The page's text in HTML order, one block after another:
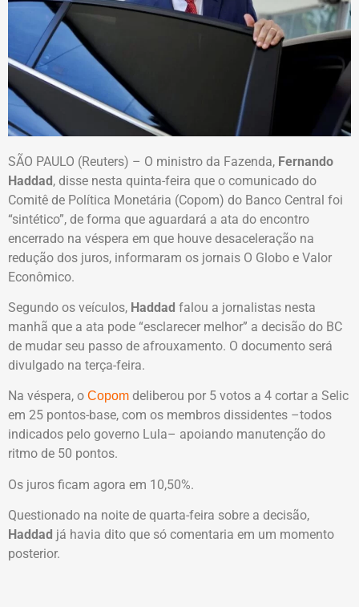
SÃO PAULO (Reuters) – O ministro da Fazenda, Fernando
Haddad, disse nesta quinta-feira que o comunicado do
Comitê de Política Monetária (Copom) do Banco Central foi
“sintético”, de forma que aguardará a ata do encontro
encerrado na véspera em que houve desaceleração na
redução dos juros, informaram os jornais O Globo e Valor
Econômico.
Segundo os veículos, Haddad falou a jornalistas nesta
manhã que a ata pode “esclarecer melhor” a decisão do BC
de mudar seu passo de afrouxamento. O documento será
divulgado na terça-feira.
Na véspera, o Copom deliberou por 5 votos a 4 cortar a Selic
em 25 pontos-base, com os membros dissidentes –todos
indicados pelo governo Lula– apoiando manutenção do
ritmo de 50 pontos.
Os juros ficam agora em 10,50%.
Questionado na noite de quarta-feira sobre a decisão,
Haddad já havia dito que só comentaria em um momento
posterior.